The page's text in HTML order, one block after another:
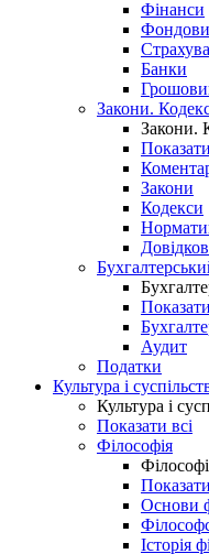
Фінанси
Банки
Закони.
Закони.
Закони
Кодекси
Аудит
Податки
Культура і
Культура і
Показати всі
Філософія
Основи
Історія